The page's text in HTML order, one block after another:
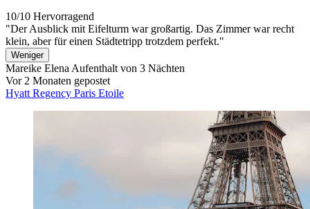
10/10 Hervorragend
"Der Ausblick mit Eifelturm war großartig. Das Zimmer war recht
klein, aber für einen Städtetripp trotzdem perfekt."
Weniger
Mareike Elena Aufenthalt von 3 Nächten
Vor 2 Monaten gepostet
Hyatt Regency Paris Etoile